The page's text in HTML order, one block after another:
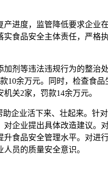
进度，监管降低要求企业
食品安全主体责任，严格
剂等违法违规行为的整治
余万元。同时，检查食品
关2家，罚款14余万元。
企业活下来、壮起来。针
企业提出具体改造建议。
食品安全管理水平。对进
员的质量安全意识。